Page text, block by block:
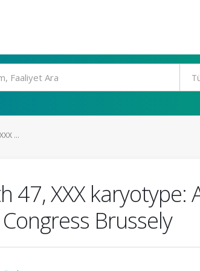
...
XXX karyotype:
Brussely